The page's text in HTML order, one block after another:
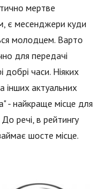
мертве
є месенджери куди
молодцем. Варто
для передачі
добрі часи. Ніяких
інших актуальних
- найкраще місце для
речі, в рейтингу
шосте місце.